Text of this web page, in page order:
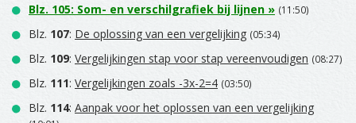
Blz. 105: Som- en verschilgrafiek bij lijnen » (11:50)
Blz. 107: De oplossing van een vergelijking (05:34)
Blz. 109: Vergelijkingen stap voor stap vereenvoudigen (08:27)
Blz. 111: Vergelijkingen zoals -3x-2=4 (03:50)
Blz. 114: Aanpak voor het oplossen van een vergelijking